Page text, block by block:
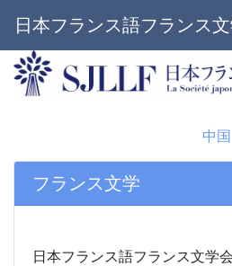
日本フランス語フランス
中
フランス文学
日本フランス語フランス文学